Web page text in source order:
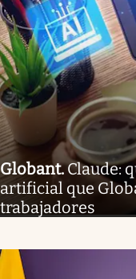
Globant.Claude:
artificial que
trabajadores